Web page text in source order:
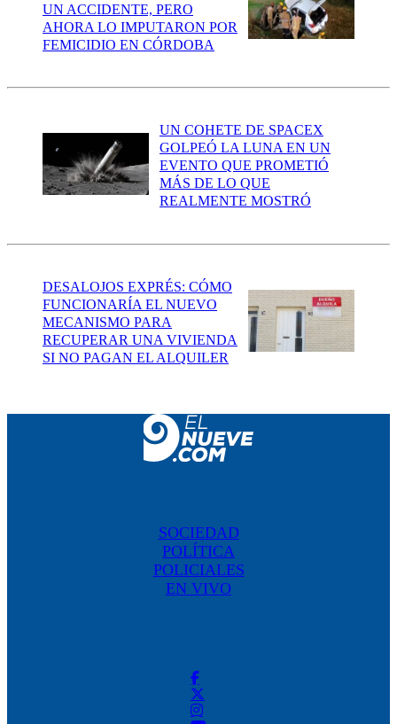
UN ACCIDENTE, PERO
AHORA LO IMPUTARON POR
FEMICIDIO EN CÓRDOBA
UN COHETE DE SPACEX
GOLPEÓ LA LUNA EN UN
EVENTO QUE PROMETIÓ
MÁS DE LO QUE
REALMENTE MOSTRÓ
DESALOJOS EXPRÉS: CÓMO
FUNCIONARÍA EL NUEVO
MECANISMO PARA
RECUPERAR UNA VIVIENDA
SI NO PAGAN EL ALQUILER
SOCIEDAD
POLÍTICA
POLICIALES
EN VIVO